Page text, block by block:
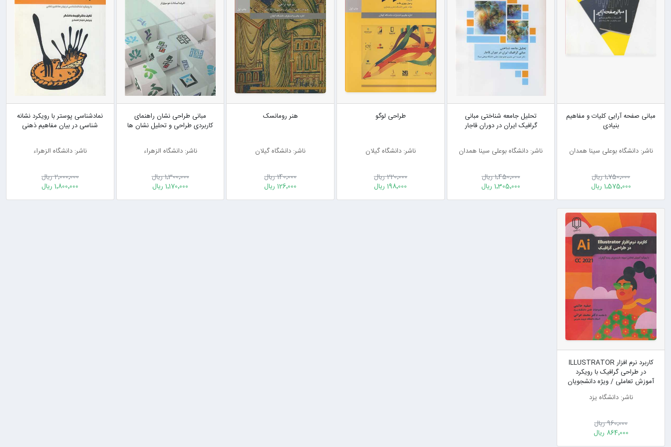
مبانی صفحه آرایی کلیات و مفاهیم
بنیادی
ناشر: دانشگاه بوعلی سینا همدان
1٬750٬000 ریال
1٬575٬000 ریال
تحلیل جامعه شناختی مبانی
گرافیک ایران در دوران قاجار
ناشر: دانشگاه بوعلی سینا همدان
1٬450٬000 ریال
1٬305٬000 ریال
طراحی لوگو
ناشر: دانشگاه گیلان
220٬000 ریال
198٬000 ریال
هنر رومانسک
ناشر: دانشگاه گیلان
140٬000 ریال
126٬000 ریال
مبانی طراحی نشان راهنمای
کاربردی طراحی و تحلیل نشان ها
ناشر: دانشگاه الزهراء
1٬300٬000 ریال
1٬170٬000 ریال
نمادشناسی پوستر با رویکرد نشانه
شناسی در بیان مفاهیم ذهنی
ناشر: دانشگاه الزهراء
2٬000٬000 ریال
1٬800٬000 ریال
کاربرد نرم افزار ILLUSTRATOR
در طراحی گرافیک با رویکرد
آموزش تعاملی / ویژه دانشجویان
رشته گرافیک CC 2021
ناشر: دانشگاه یزد
960٬000 ریال
864٬000 ریال